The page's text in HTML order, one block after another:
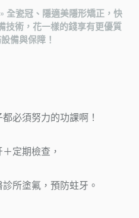
» 全瓷冠、隱適美隱形矯正，快
技術，花一樣的錢享有更優質
備與保障！
必須努力的功課啊！
定期檢查，
所塗氟，預防蛀牙。